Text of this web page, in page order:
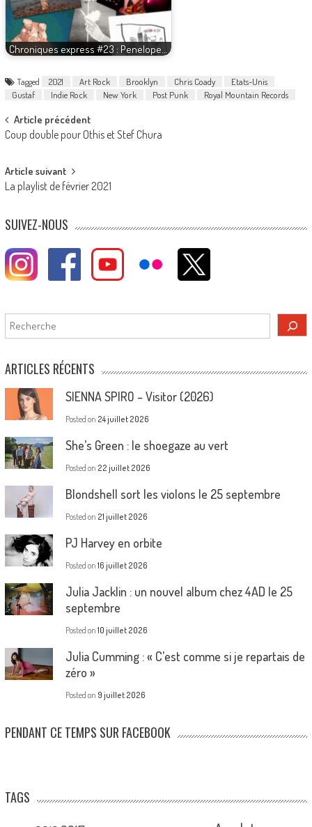
Chroniques express #23 : Penelope…
Tagged 2021 Art Rock Brooklyn Chris Coady
Etats-Unis
Gustaf
Indie Rock New York Post Punk Royal Mountain Records
Post
navigation
Article précédent
Coup double pour Othis et Stef Chura
Article suivant
La playlist de février 2021
SUIVEZ-NOUS
Rechercher
ARTICLES RÉCENTS
SIENNA SPIRO – Visitor (2026)
Posted on 24 juillet 2026
She’s Green : le shoegaze au vert
Posted on 22 juillet 2026
Blondshell sort les violons le 25 septembre
Posted on 21 juillet 2026
PJ Harvey en orbite
Posted on 16 juillet 2026
Julia Jacklin : un nouvel album chez 4AD le 25
septembre
Posted on 10 juillet 2026
Julia Cumming : « C’est comme si je repartais de
zéro »
Posted on 9 juillet 2026
PENDANT CE TEMPS SUR FACEBOOK
TAGS